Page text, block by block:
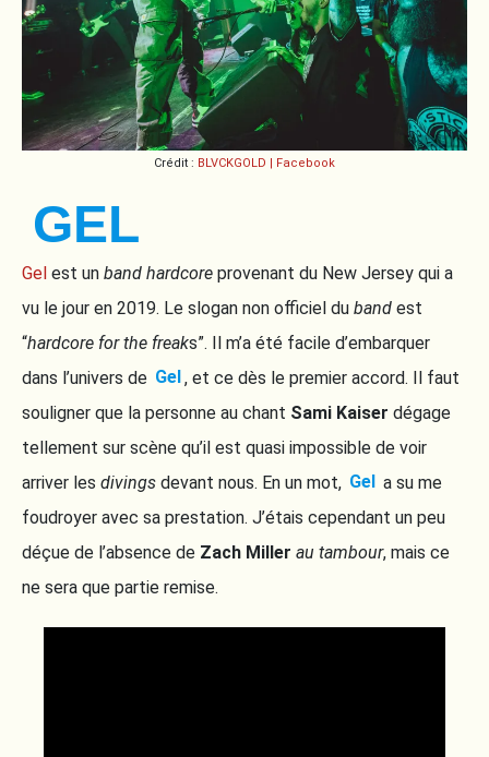
Crédit : BLVCKGOLD | Facebook
GEL
Gel est un band hardcore provenant du New Jersey qui a
vu le jour en 2019. Le slogan non officiel du band est
“hardcore for the freaks”. Il m’a été facile d’embarquer
dans l’univers de Gel , et ce dès le premier accord. Il faut
souligner que la personne au chant Sami Kaiser dégage
tellement sur scène qu’il est quasi impossible de voir
arriver les divings devant nous. En un mot, Gel a su me
foudroyer avec sa prestation. J’étais cependant un peu
déçue de l’absence de Zach Miller au tambour, mais ce
ne sera que partie remise.